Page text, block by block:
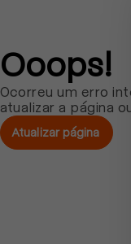
Ooops!
Ocorreu um erro
atualizar a página
Atualizar página